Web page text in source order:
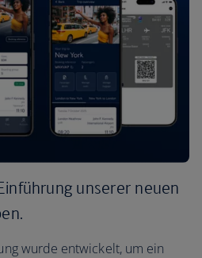
unserer neuen
wurde entwickelt, um ein